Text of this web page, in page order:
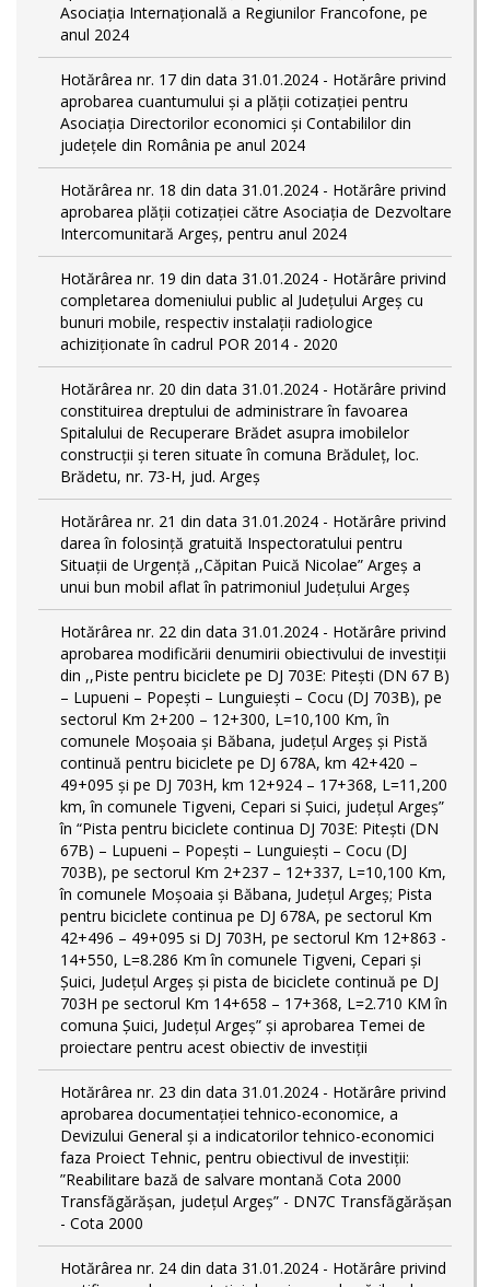
Asociația Internațională a Regiunilor Francofone, pe
anul 2024
Hotărârea nr. 17 din data 31.01.2024 - Hotărâre privind
aprobarea cuantumului și a plății cotizației pentru
Asociația Directorilor economici și Contabililor din
județele din România pe anul 2024
Hotărârea nr. 18 din data 31.01.2024 - Hotărâre privind
aprobarea plății cotizației către Asociația de Dezvoltare
Intercomunitară Argeș, pentru anul 2024
Hotărârea nr. 19 din data 31.01.2024 - Hotărâre privind
completarea domeniului public al Judeţului Argeş cu
bunuri mobile, respectiv instalații radiologice
achiziționate în cadrul POR 2014 - 2020
Hotărârea nr. 20 din data 31.01.2024 - Hotărâre privind
constituirea dreptului de administrare în favoarea
Spitalului de Recuperare Brădet asupra imobilelor
construcții și teren situate în comuna Brăduleț, loc.
Brădetu, nr. 73-H, jud. Argeș
Hotărârea nr. 21 din data 31.01.2024 - Hotărâre privind
darea în folosință gratuită Inspectoratului pentru
Situații de Urgență ,,Căpitan Puică Nicolae” Argeș a
unui bun mobil aflat în patrimoniul Județului Argeș
Hotărârea nr. 22 din data 31.01.2024 - Hotărâre privind
aprobarea modificării denumirii obiectivului de investiții
din ,,Piste pentru biciclete pe DJ 703E: Pitești (DN 67 B)
– Lupueni – Popești – Lunguiești – Cocu (DJ 703B), pe
sectorul Km 2+200 – 12+300, L=10,100 Km, în
comunele Moșoaia și Băbana, judeţul Argeș și Pistă
continuă pentru biciclete pe DJ 678A, km 42+420 –
49+095 și pe DJ 703H, km 12+924 – 17+368, L=11,200
km, în comunele Tigveni, Cepari si Șuici, județul Argeș”
în “Pista pentru biciclete continua DJ 703E: Pitești (DN
67B) – Lupueni – Popești – Lunguiești – Cocu (DJ
703B), pe sectorul Km 2+237 – 12+337, L=10,100 Km,
în comunele Moșoaia și Băbana, Județul Argeș; Pista
pentru biciclete continua pe DJ 678A, pe sectorul Km
42+496 – 49+095 si DJ 703H, pe sectorul Km 12+863 -
14+550, L=8.286 Km în comunele Tigveni, Cepari și
Șuici, Județul Argeș și pista de biciclete continuă pe DJ
703H pe sectorul Km 14+658 – 17+368, L=2.710 KM în
comuna Șuici, Județul Argeș” şi aprobarea Temei de
proiectare pentru acest obiectiv de investiţii
Hotărârea nr. 23 din data 31.01.2024 - Hotărâre privind
aprobarea documentației tehnico-economice, a
Devizului General și a indicatorilor tehnico-economici
faza Proiect Tehnic, pentru obiectivul de investiții:
”Reabilitare bază de salvare montană Cota 2000
Transfăgărășan, județul Argeș” - DN7C Transfăgărășan
- Cota 2000
Hotărârea nr. 24 din data 31.01.2024 - Hotărâre privind